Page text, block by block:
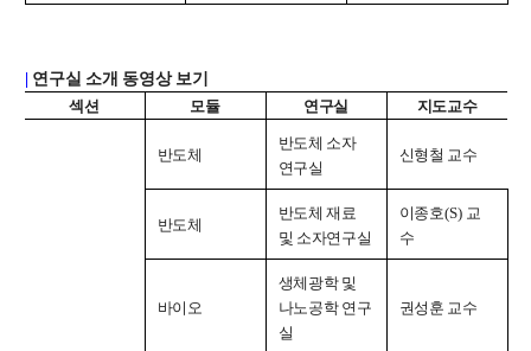
공지사항
연구실 소개 동영상 보기
섹션
모듈 연구실 지도교수
반도체
반도체 소자
연구실
신형철 교수
반도체
반도체 재료
및 소자연구실
이종호(S) 교
수
바이오
생체광학 및
나노공학 연구
실
권성훈 교수